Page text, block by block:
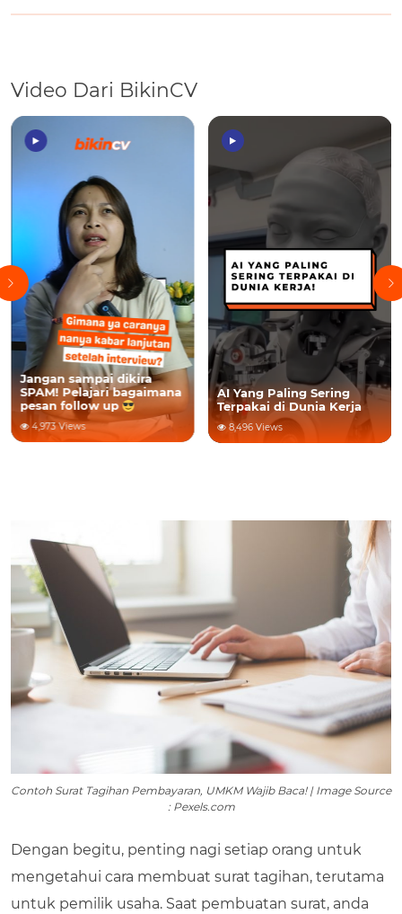
Video Dari BikinCV
Jangan sampai dikira
SPAM! Pelajari bagaimana
pesan follow up
4,973 Views
AI Yang Paling Sering
Terpakai di Dunia Kerja
8,496 Views
Contoh Surat Tagihan Pembayaran, UMKM Wajib Baca! | Image Source
: Pexels.com
Dengan begitu, penting nagi setiap orang untuk
mengetahui cara membuat surat tagihan, terutama
untuk pemilik usaha. Saat pembuatan surat, anda